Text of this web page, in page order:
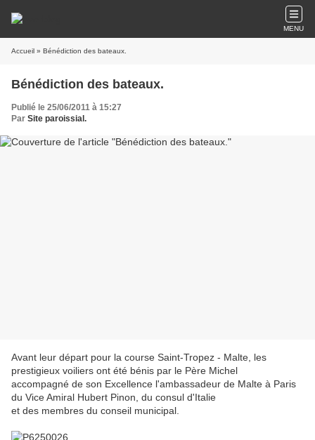
MENU
Accueil » Bénédiction des bateaux.
Bénédiction des bateaux.
Publié le 25/06/2011 à 15:27
Par Site paroissial.
Avant leur départ pour la course Saint-Tropez - Malte, les
prestigieux voiliers ont été bénis par le Père Michel
accompagné de son Excellence l'ambassadeur de Malte à Paris
du Vice Amiral Hubert Pinon, du consul d'Italie
et des membres du conseil municipal.